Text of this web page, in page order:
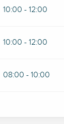
10:00 - 12:00
10:00 - 12:00
08:00 - 10:00